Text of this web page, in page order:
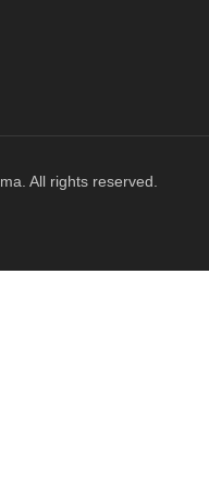
All rights reserved.